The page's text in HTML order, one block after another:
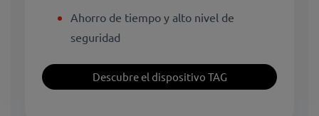
Ahorro de tiempo y alto nivel de
seguridad
Descubre el dispositivo TAG